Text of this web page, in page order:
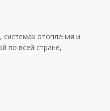
системах отопления и
по всей стране,